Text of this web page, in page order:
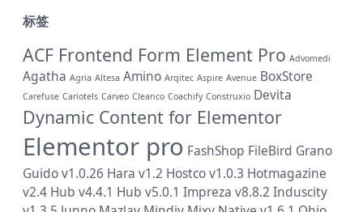
标签
ACF Frontend Form Element Pro Advomedi
Agatha Agria Altesa Amino Arqitec Aspire Avenue BoxStore
Carefuse Cariotels Carveo Cleanco Coachify Construxio Devita
Dynamic Content for Elementor
Elementor pro FashShop FileBird Grano
Guido v1.0.26 Hara v1.2 Hostco v1.0.3 Hotmagazine
v2.4 Hub v4.4.1 Hub v5.0.1 Impreza v8.8.2 Induscity